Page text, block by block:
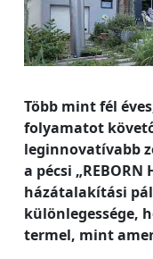
Több mint fél
folyamatot
leginnovatívabb
a pécsi
házátalakítási
különlegessége,
termel, mint